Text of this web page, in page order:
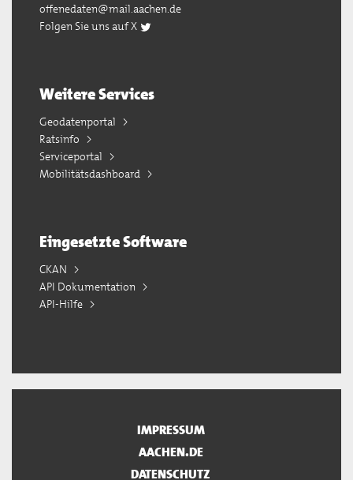
offenedaten@mail.aachen.de
Folgen Sie uns auf X
Weitere Services
Geodatenportal
Ratsinfo
Serviceportal
Mobilitätsdashboard
Eingesetzte Software
CKAN
API Dokumentation
API-Hilfe
IMPRESSUM
AACHEN.DE
DATENSCHUTZ